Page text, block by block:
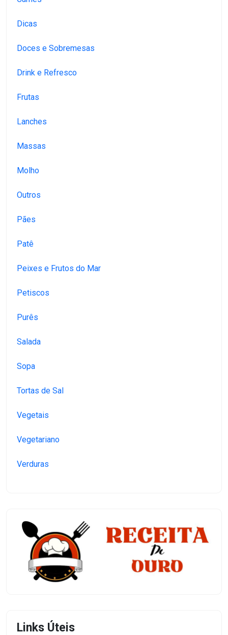
Dicas
Doces e Sobremesas
Drink e Refresco
Frutas
Lanches
Massas
Molho
Outros
Pães
Patê
Peixes e Frutos do Mar
Petiscos
Purês
Salada
Sopa
Tortas de Sal
Vegetais
Vegetariano
Verduras
Links Úteis